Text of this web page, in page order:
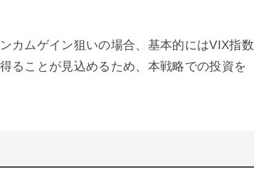
カムゲイン狙いの場合、基本的にはVIX指数
ることが見込めるため、本戦略での投資を